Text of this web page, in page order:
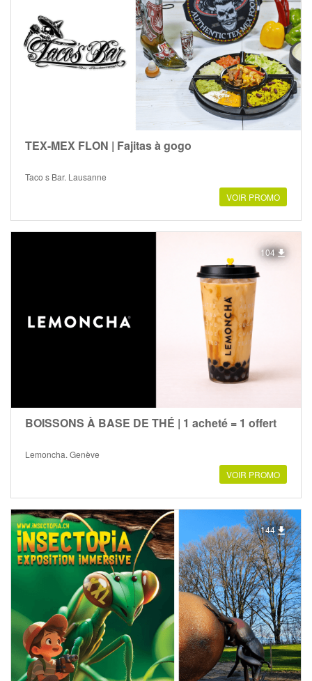
TEX-MEX FLON | Fajitas à gogo
Taco s Bar, Lausanne
VOIR PROMO
104
BOISSONS À BASE DE THÉ | 1 acheté = 1 offert
Lemoncha, Genève
VOIR PROMO
144